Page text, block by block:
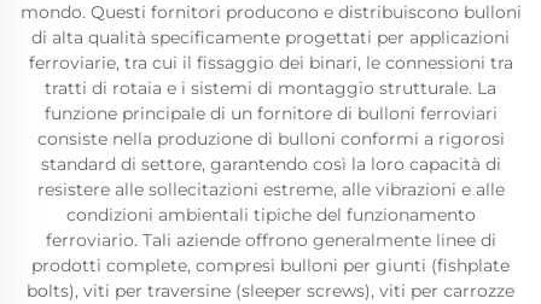
mondo. Questi fornitori producono e distribuiscono bulloni
di alta qualità specificamente progettati per applicazioni
ferroviarie, tra cui il fissaggio dei binari, le connessioni tra
tratti di rotaia e i sistemi di montaggio strutturale. La
funzione principale di un fornitore di bulloni ferroviari
consiste nella produzione di bulloni conformi a rigorosi
standard di settore, garantendo così la loro capacità di
resistere alle sollecitazioni estreme, alle vibrazioni e alle
condizioni ambientali tipiche del funzionamento
ferroviario. Tali aziende offrono generalmente linee di
prodotti complete, compresi bulloni per giunti (fishplate
bolts), viti per traversine (sleeper screws), viti per carrozze